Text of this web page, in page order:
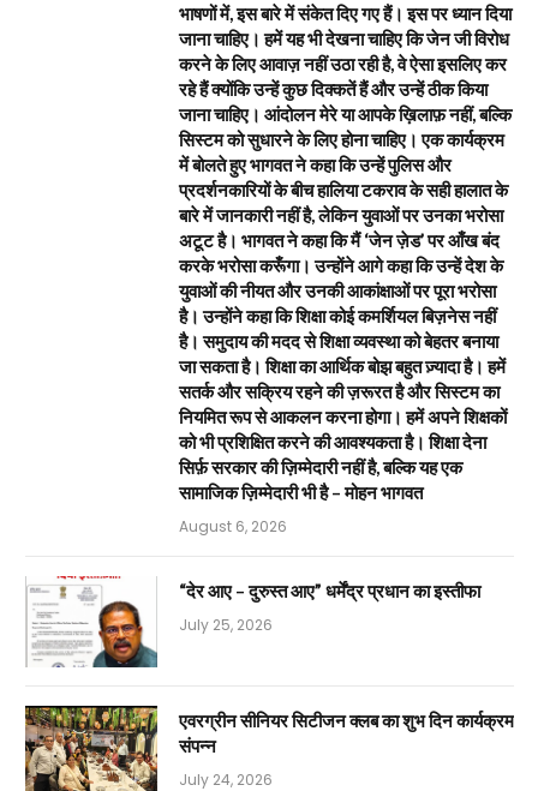
भाषणों में, इस बारे में संकेत दिए गए हैं। इस पर ध्यान दिया
जाना चाहिए। हमें यह भी देखना चाहिए कि जेन जी विरोध
करने के लिए आवाज़ नहीं उठा रही है, वे ऐसा इसलिए कर
रहे हैं क्योंकि उन्हें कुछ दिक्कतें हैं और उन्हें ठीक किया
जाना चाहिए। आंदोलन मेरे या आपके ख़िलाफ़ नहीं, बल्कि
सिस्टम को सुधारने के लिए होना चाहिए। एक कार्यक्रम
में बोलते हुए भागवत ने कहा कि उन्हें पुलिस और
प्रदर्शनकारियों के बीच हालिया टकराव के सही हालात के
बारे में जानकारी नहीं है, लेकिन युवाओं पर उनका भरोसा
अटूट है। भागवत ने कहा कि मैं ‘जेन ज़ेड’ पर आँख बंद
करके भरोसा करूँगा। उन्होंने आगे कहा कि उन्हें देश के
युवाओं की नीयत और उनकी आकांक्षाओं पर पूरा भरोसा
है। उन्होंने कहा कि शिक्षा कोई कमर्शियल बिज़नेस नहीं
है। समुदाय की मदद से शिक्षा व्यवस्था को बेहतर बनाया
जा सकता है। शिक्षा का आर्थिक बोझ बहुत ज़्यादा है। हमें
सतर्क और सक्रिय रहने की ज़रूरत है और सिस्टम का
नियमित रूप से आकलन करना होगा। हमें अपने शिक्षकों
को भी प्रशिक्षित करने की आवश्यकता है। शिक्षा देना
सिर्फ़ सरकार की ज़िम्मेदारी नहीं है, बल्कि यह एक
सामाजिक ज़िम्मेदारी भी है – मोहन भागवत
August 6, 2026
“देर आए – दुरुस्त आए” धर्मेंद्र प्रधान का इस्तीफा
July 25, 2026
एवरग्रीन सीनियर सिटीजन क्लब का शुभ दिन कार्यक्रम
संपन्न
July 24, 2026